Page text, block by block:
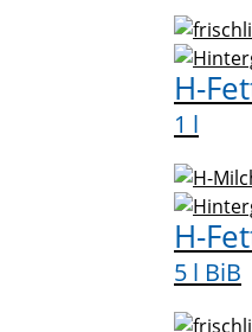
H-
1 l
H-
5 l BiB